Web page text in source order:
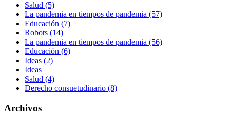
Salud (5)
La pandemia en tiempos de pandemia (57)
Educación (7)
Robots (14)
La pandemia en tiempos de pandemia (56)
Educación (6)
Ideas (2)
Ideas
Salud (4)
Derecho consuetudinario (8)
Archivos